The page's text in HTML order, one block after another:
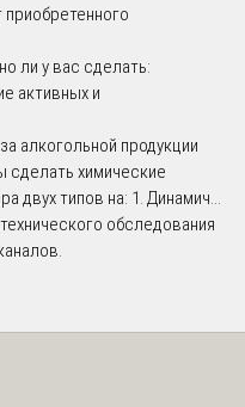
ли у вас сделать:
активных и
алкогольной продукции
сделать химические
двух типов на: 1. Динамич...
обследования